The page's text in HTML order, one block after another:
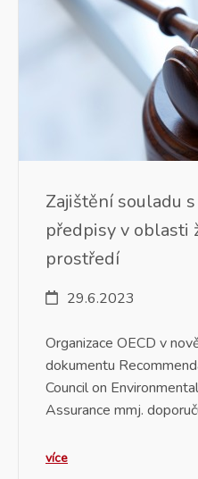
29.6.2023
Zajištění souladu
předpisy v oblasti
prostředí
Organizace OECD v
dokumentu
Council on
Assurance mmj.
více